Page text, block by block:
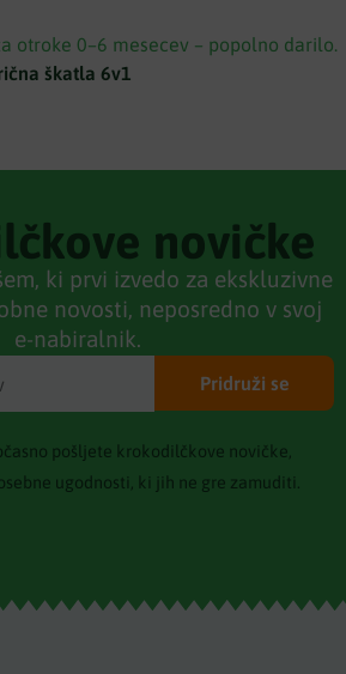
škatla 6v1
novičke
ki prvi izvedo za ekskluzivne
novosti, neposredno v svoj
e-nabiralnik.
pošljete krokodilčkove novičke,
ugodnosti, ki jih ne gre zamuditi.
Pridruži se